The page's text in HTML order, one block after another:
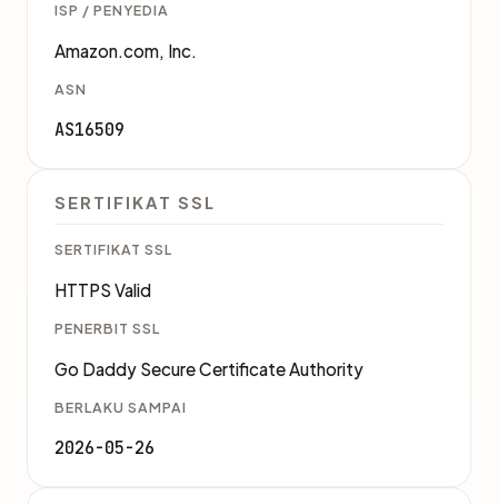
ISP / PENYEDIA
Amazon.com, Inc.
ASN
AS16509
SERTIFIKAT SSL
SERTIFIKAT SSL
HTTPS Valid
PENERBIT SSL
Go Daddy Secure Certificate Authority
BERLAKU SAMPAI
2026-05-26